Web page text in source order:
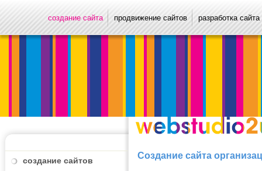
создание сайта продвижение сайтов разработка сайта
создание сайтов
Создание сайта